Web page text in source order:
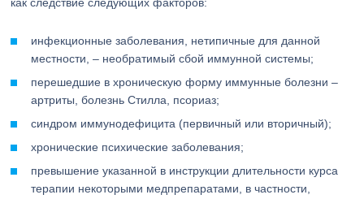
инфекционные заболевания, нетипичные для данной
местности, – необратимый сбой иммунной системы;
перешедшие в хроническую форму иммунные болезни –
артриты, болезнь Стилла, псориаз;
синдром иммунодефицита (первичный или вторичный);
хронические психические заболевания;
превышение указанной в инструкции длительности курса
терапии некоторыми медпрепаратами, в частности,